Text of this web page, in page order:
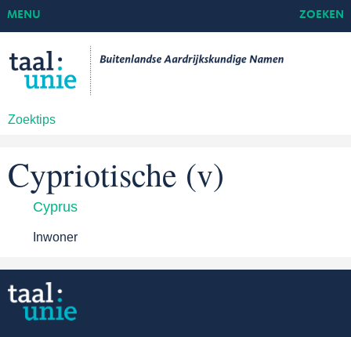
Zoektips
MENU ZOEKEN
Cypriotische (v)
Cyprus
Inwoner